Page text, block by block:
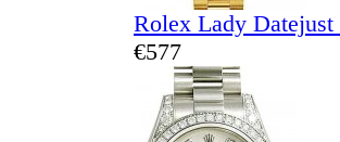
Rolex Lady Datejust
€577